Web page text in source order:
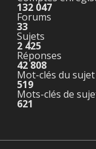
132 047
Forums
33
Sujets
2 425
Réponses
42 808
Mot-clés du sujet
519
Mots-clés de
621